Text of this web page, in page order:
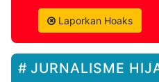
Laporkan Hoaks
JURNALISME